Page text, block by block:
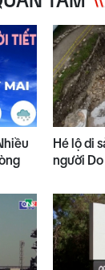
giây 1 chạm
giới trưa 07/8
Chuyển động
Hé lộ di
người Do